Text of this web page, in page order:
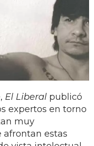
El Liberal publicó
expertos en torno
muy
afrontan estas